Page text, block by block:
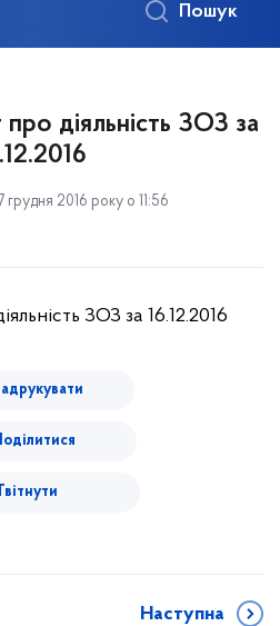
Пошук
діяльність ЗОЗ за
грудня 2016 року о 11:56
ЗОЗ за 16.12.2016
Твітнути
Наступна